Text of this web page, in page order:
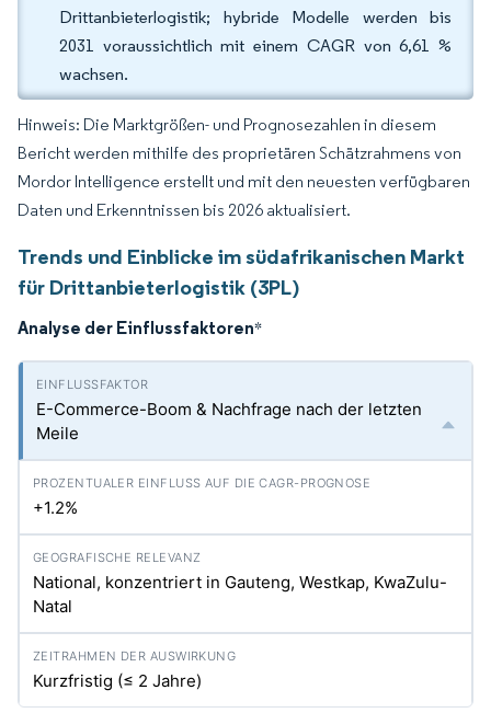
Drittanbieterlogistik; hybride Modelle werden bis
2031 voraussichtlich mit einem CAGR von 6,61 %
wachsen.
Hinweis: Die Marktgrößen- und Prognosezahlen in diesem
Bericht werden mithilfe des proprietären Schätzrahmens von
Mordor Intelligence erstellt und mit den neuesten verfügbaren
Daten und Erkenntnissen bis 2026 aktualisiert.
Trends und Einblicke im südafrikanischen Markt
für Drittanbieterlogistik (3PL)
Analyse der Einflussfaktoren*
E-Commerce-Boom & Nachfrage nach der letzten
Meile
+1.2%
National, konzentriert in Gauteng, Westkap, KwaZulu-
Natal
Kurzfristig (≤ 2 Jahre)